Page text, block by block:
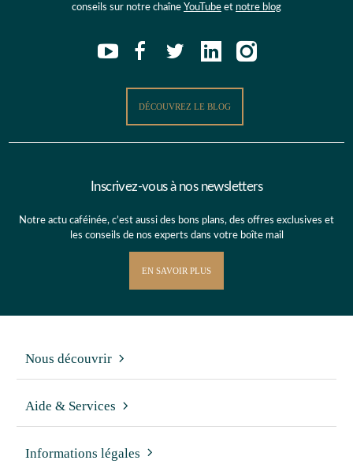
conseils sur notre chaîne YouTube et notre blog
DÉCOUVREZ LE BLOG
Inscrivez-vous à nos newsletters
Notre actu caféinée, c’est aussi des bons plans, des offres exclusives et
les conseils de nos experts dans votre boîte mail
EN SAVOIR PLUS
Nous découvrir
Aide & Services
Informations légales